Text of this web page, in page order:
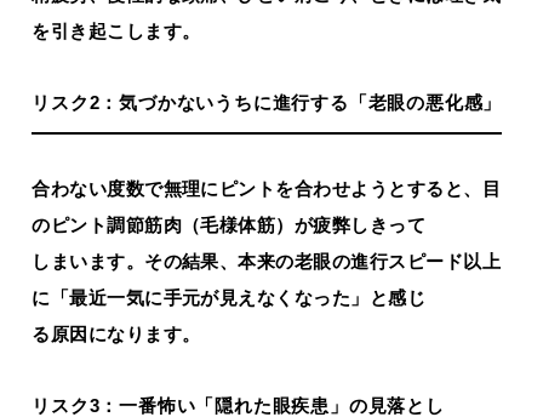
を引き起こします。
リスク2：気づかないうちに進行する「老眼の悪化感」
合わない度数で無理にピントを合わせようとすると、目
のピント調節筋肉（毛様体筋）が疲弊しきって
しまいます。その結果、本来の老眼の進行スピード以上
に「最近一気に手元が見えなくなった」と感じ
る原因になります。
リスク3：一番怖い「隠れた眼疾患」の見落とし